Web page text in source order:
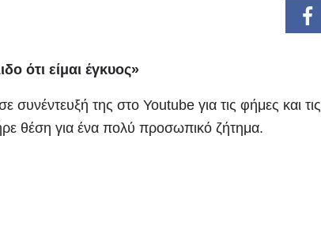
ότι είμαι έγκυος»
της στο Youtube για τις φήμες και τις
θέση για ένα πολύ προσωπικό ζήτημα.